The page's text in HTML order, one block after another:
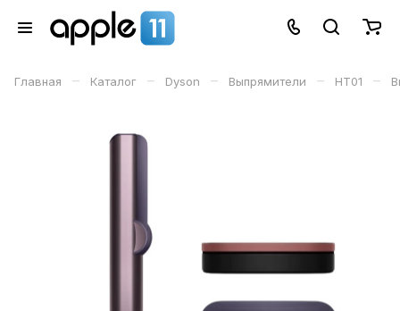
Главная – Каталог – Dyson – Выпрямители – HT01 –